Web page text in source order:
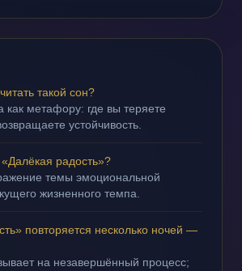
такой сон?
как метафору: где вы теряете
устойчивость.
радость»?
темы эмоциональной
жизненного темпа.
повторяется несколько ночей —
на незавершённый процесс;